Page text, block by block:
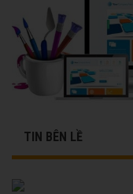
TIN BÊN LỀ